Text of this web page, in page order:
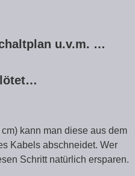
u.v.m. …
kann man diese aus dem
Kabels abschneidet. Wer
Schritt natürlich ersparen.